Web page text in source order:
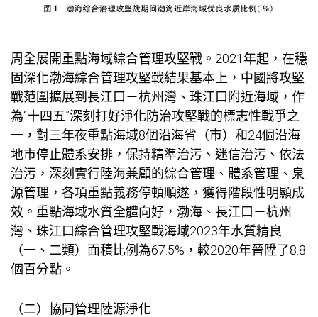
周全展開重點海域綜合管理攻堅戰。2021年起，在穩
固深化渤海綜合管理攻堅戰結果基本上，中國將攻堅
戰范圍擴展到長江口－杭州灣、珠江口附近海域，作
為“十四五”深刻打好淨化防治攻堅戰的標志性戰爭之
一，對三年夜重點海域8個沿海省（市）和24個沿海
地市停止體系安排，保持精準治污、迷信治污、依法
治污，深刻實行陸海兼顧的綜合管理、體系管理、泉
源管理，各項重點義務停頓順遂，獲得階段性明顯成
效。重點海域水質全體向好，渤海、長江口－杭州
灣、珠江口綜合管理攻堅戰海域2023年水質精良
（一、二類）面積比例為67.5%，較2020年晉陞了8.8
個百分點。
（二）協同管理陸源淨化